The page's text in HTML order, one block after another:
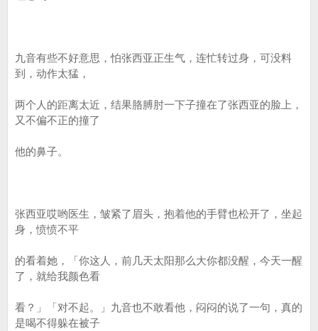
九音有些不好意思，怕张西亚正生气，连忙转过身，可没料
到，动作太猛，
两个人的距离太近，结果胳膊肘一下子撞在了张西亚的脸上，
又不偏不正的撞了
他的鼻子。
张西亚哎哟医生，皱紧了眉头，抱着他的手臂也松开了，坐起
身，愤愤不平
的看着她，「你这人，前几天太阳那么大你都没醒，今天一醒
了，就给我颜色看
看？」「对不起。」九音也不敢看他，闷闷的说了一句，真的
是喝不得躲在被子